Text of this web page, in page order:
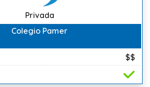
Privada
Colegio Pamer
$$